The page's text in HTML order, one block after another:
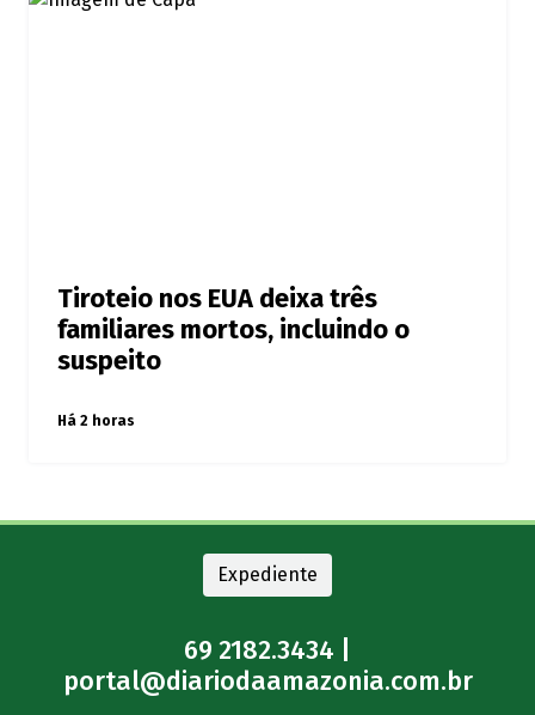
Tiroteio nos EUA deixa três
familiares mortos, incluindo o
suspeito
Há 2 horas
Expediente
69 2182.3434 |
portal@diariodaamazonia.com.br